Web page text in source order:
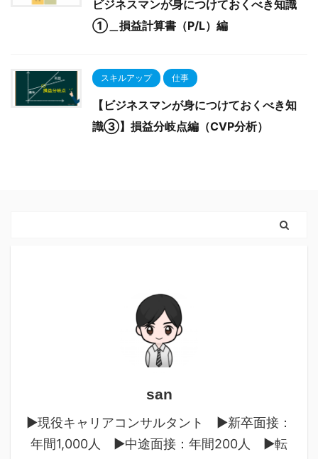
ビジネスマンが身につけておくべき知識
①＿損益計算書（P/L）編
スキルアップ 仕事
【ビジネスマンが身につけておくべき知
識③】損益分岐点編（CVP分析）
san
▶︎現役キャリアコンサルタント ▶︎新卒面接：
年間1,000人 ▶︎中途面接：年間200人 ▶︎転